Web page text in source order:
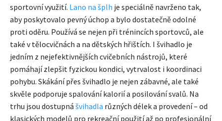
sportovní využití. Lano na šplh je speciálně navrženo tak,
aby poskytovalo pevný úchop a bylo dostatečně odolné
proti oděru. Používá se nejen při trénincích sportovců, ale
také v tělocvičnách a na dětských hřištích. I švihadlo je
jedním z nejefektivnějších cvičebních nástrojů, které
pomáhají zlepšit fyzickou kondici, vytrvalost i koordinaci
pohybu. Skákání přes švihadlo je nejen zábavné, ale také
skvěle podporuje spalování kalorií a posilování svalů. Na
trhu jsou dostupná švihadla různých délek a provedení – od
klasických modelů pro rekreační použití až po profesionální